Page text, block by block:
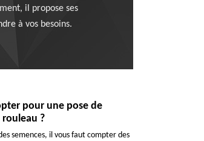
il propose ses
à vos besoins.
pour une pose de
rouleau ?
semences, il vous faut compter des